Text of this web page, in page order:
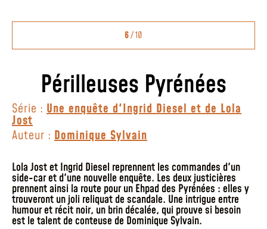
6/ 10
Périlleuses Pyrénées
Série : Une enquête d'Ingrid Diesel et de Lola
Jost
Auteur : Dominique Sylvain
Lola Jost et Ingrid Diesel reprennent les commandes d'un
side-car et d'une nouvelle enquête. Les deux justicières
prennent ainsi la route pour un Ehpad des Pyrénées : elles y
trouveront un joli reliquat de scandale. Une intrigue entre
humour et récit noir, un brin décalée, qui prouve si besoin
est le talent de conteuse de Dominique Sylvain.